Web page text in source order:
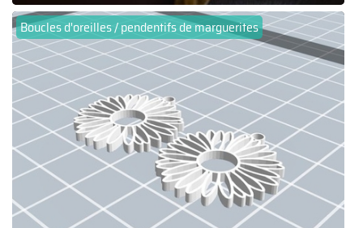
Boucles d'oreilles / pendentifs de marguerites